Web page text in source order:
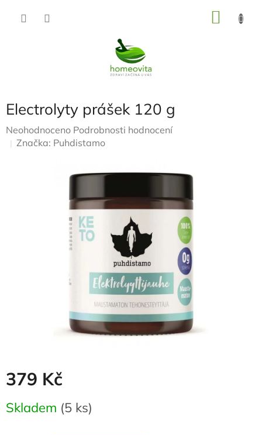
Electrolyty prášek 120 g
Průměrné
hodnocení
Neohodnoceno Podrobnosti hodnocení
Značka: Puhdistamo
379 Kč
Měrná
cena:
Skladem (5 ks)